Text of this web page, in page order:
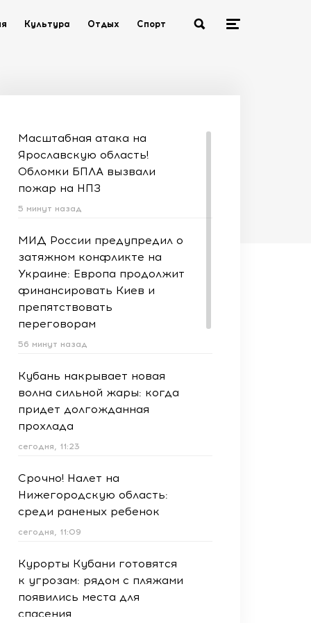
Культура Отдых Спорт
Масштабная атака на
Ярославскую область!
Обломки БПЛА вызвали
пожар на НПЗ
5 минут назад
МИД России предупредил о
затяжном конфликте на
Украине: Европа продолжит
финансировать Киев и
препятствовать
переговорам
56 минут назад
Кубань накрывает новая
волна сильной жары: когда
придет долгожданная
прохлада
сегодня, 11:23
Срочно! Налет на
Нижегородскую область:
среди раненых ребенок
сегодня, 11:09
Курорты Кубани готовятся
к угрозам: рядом с пляжами
появились места для
спасения